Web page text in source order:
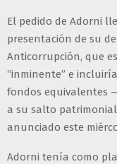
El pedido de Adorni
presentación de su
Anticorrupción, que
“inminente” e
fondos equivalentes
a su salto
anunciado este
Adorni tenía como